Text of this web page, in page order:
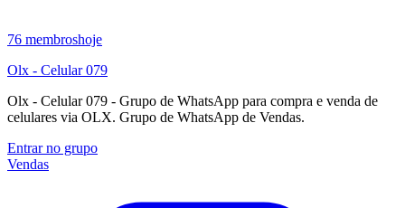
76 membroshoje
Olx - Celular 079
Olx - Celular 079 - Grupo de WhatsApp para compra e venda de
celulares via OLX. Grupo de WhatsApp de Vendas.
Entrar no grupo
Vendas